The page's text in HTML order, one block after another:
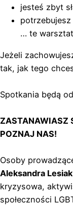
jesteś zbyt
… te
Jeżeli
tak, jak tego
Spotkania będą
ZASTANAWIASZ
POZNAJ NAS!
Osoby
Aleksandra Lesiak
kryzysowa,
społeczności